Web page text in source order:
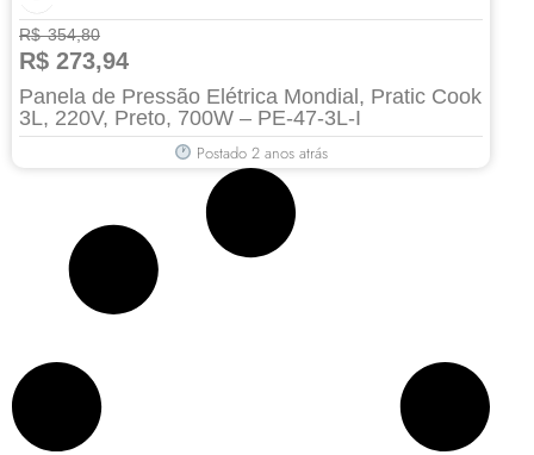
R$ 354,80
R$ 273,94
Panela de Pressão Elétrica Mondial, Pratic Cook
3L, 220V, Preto, 700W – PE-47-3L-I
Postado 2 anos atrás